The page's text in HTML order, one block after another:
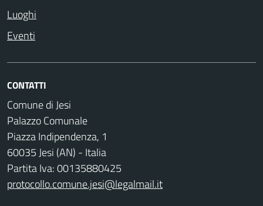
Luoghi
Eventi
CONTATTI
Comune di Jesi
Palazzo Comunale
Piazza Indipendenza, 1
60035 Jesi (AN) - Italia
Partita Iva: 00135880425
protocollo.comune.jesi@legalmail.it